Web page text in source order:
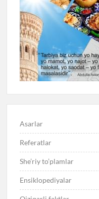
Asarlar
Referatlar
She’riy to’plamlar
Ensiklopediyalar